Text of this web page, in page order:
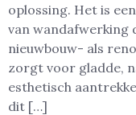
oplossing. Het is
van wandafwerking
nieuwbouw- als
zorgt voor gladde,
esthetisch
dit […]